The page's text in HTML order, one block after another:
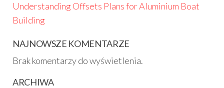
Understanding Offsets Plans for Aluminium Boat
Building
NAJNOWSZE KOMENTARZE
Brak komentarzy do wyświetlenia.
ARCHIWA